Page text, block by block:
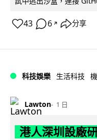
43 6 ↗ 分享
科技娛樂 生活科技
Lawton 1 日
港人深圳設廠